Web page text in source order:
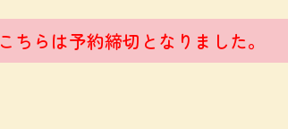
こちらは予約締切となりました。